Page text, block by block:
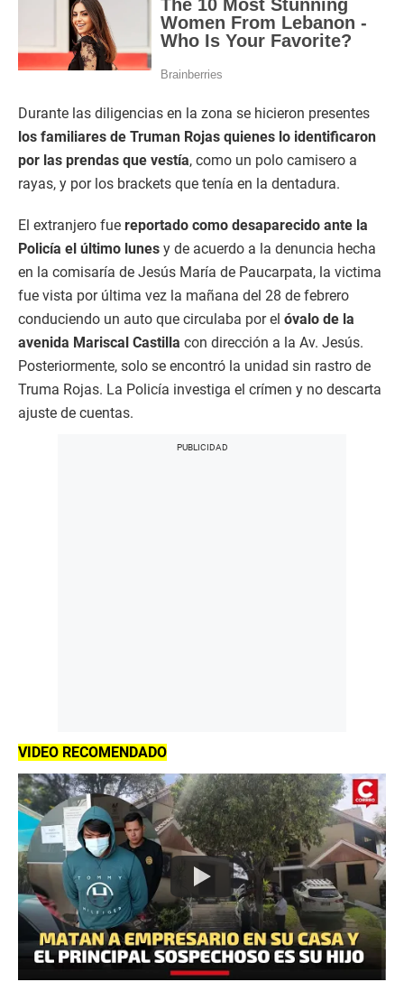
Durante las diligencias en la zona se hicieron presentes
los familiares de Truman Rojas quienes lo identificaron
por las prendas que vestía, como un polo camisero a
rayas, y por los brackets que tenía en la dentadura.
El extranjero fue reportado como desaparecido ante la
Policía el último lunes y de acuerdo a la denuncia hecha
en la comisaría de Jesús María de Paucarpata, la victima
fue vista por última vez la mañana del 28 de febrero
conduciendo un auto que circulaba por el óvalo de la
avenida Mariscal Castilla con dirección a la Av. Jesús.
Posteriormente, solo se encontró la unidad sin rastro de
Truma Rojas. La Policía investiga el crímen y no descarta
ajuste de cuentas.
VIDEO RECOMENDADO